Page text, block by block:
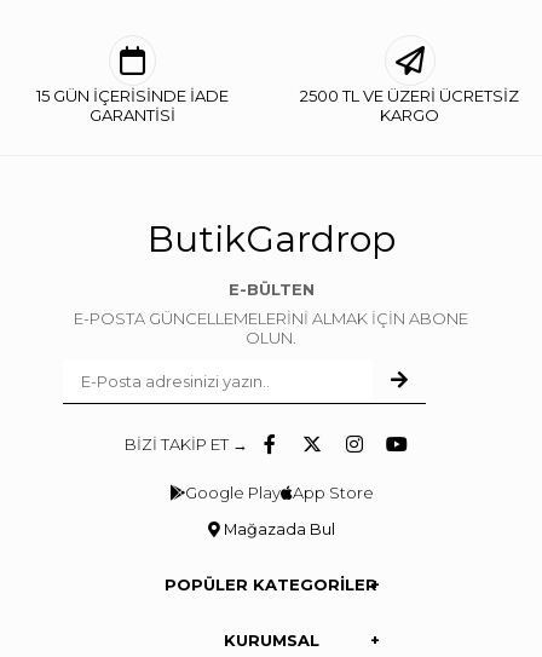
15 GÜN İÇERİSİNDE İADE
GARANTİSİ
2500 TL VE ÜZERİ ÜCRETSİZ
KARGO
ButikGardrop
E-BÜLTEN
E-POSTA GÜNCELLEMELERİNİ ALMAK İÇİN ABONE
OLUN.
BİZİ TAKİP ET →
Google Play App Store
Mağazada Bul
POPÜLER KATEGORİLER
KURUMSAL